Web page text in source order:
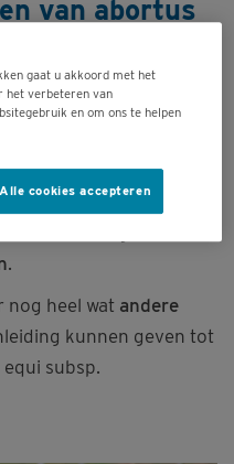
van abortus
debelangrijkste
bij paarden. Het
verspreiden naar
het virus in
merrie terechtkomt,
.
nog heel wat andere
kunnen geven tot
subsp.
gaat u akkoord met het
het verbeteren van
en om ons te helpen
Alle cookies accepteren